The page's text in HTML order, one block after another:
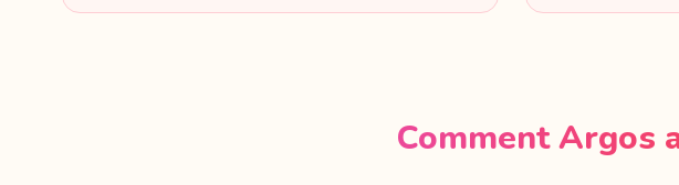
Comment Argos